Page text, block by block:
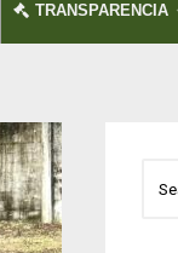
TRANSPARENCIA